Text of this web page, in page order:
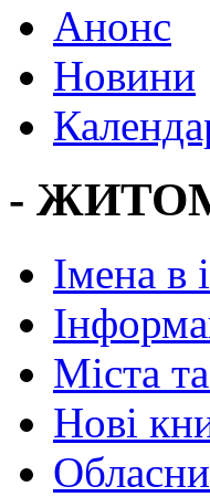
Анонс
Новини
-
Імена в
Міста
Нові